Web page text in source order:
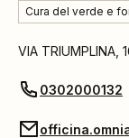
Cura del verde e
VIA TRIUMPLINA,
0302000132